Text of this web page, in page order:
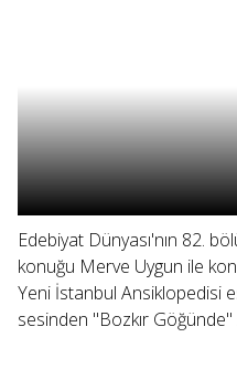
Edebiyat Dünyası'nın 82.
konuğu Merve Uygun ile
Yeni İstanbul Ansiklopedisi
sesinden "Bozkır